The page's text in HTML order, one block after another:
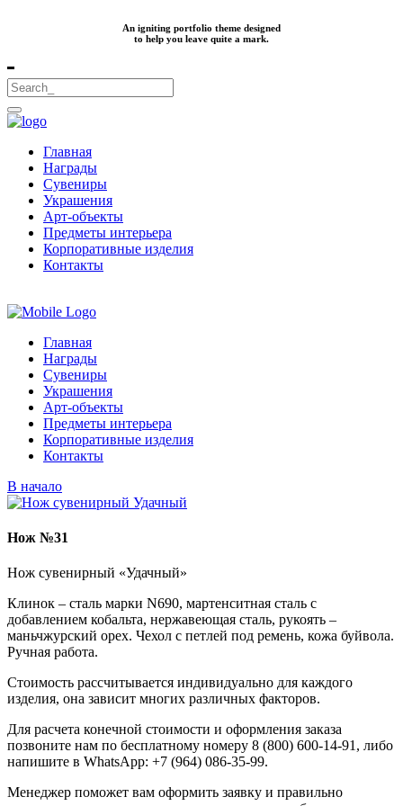
An igniting portfolio theme designed
to help you leave quite a mark.
Главная
Награды
Сувениры
Украшения
Арт-объекты
Предметы интерьера
Корпоративные изделия
Контакты
Главная
Награды
Сувениры
Украшения
Арт-объекты
Предметы интерьера
Корпоративные изделия
Контакты
В начало
Нож №31
Нож сувенирный «Удачный»
Клинок – сталь марки N690, мартенситная сталь с
добавлением кобальта, нержавеющая сталь, рукоять –
маньчжурский орех. Чехол с петлей под ремень, кожа буйвола.
Ручная работа.
Стоимость рассчитывается индивидуально для каждого
изделия, она зависит многих различных факторов.
Для расчета конечной стоимости и оформления заказа
позвоните нам по бесплатному номеру 8 (800) 600-14-91, либо
напишите в WhatsApp: +7 (964) 086-35-99.
Менеджер поможет вам оформить заявку и правильно